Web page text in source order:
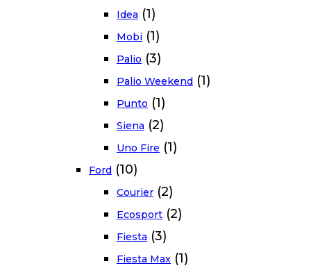
Idea (1)
Mobi (1)
Palio (3)
Palio Weekend (1)
Punto (1)
Siena (2)
Uno Fire (1)
Ford (10)
Courier (2)
Ecosport (2)
Fiesta (3)
Fiesta Max (1)